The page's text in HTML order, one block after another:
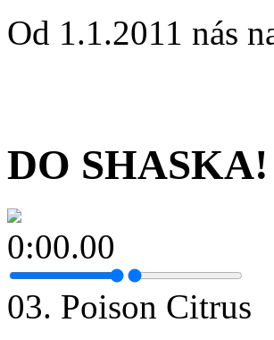
Od 1.1.2011 nás
DO
0:00.00
03. Poison Citrus